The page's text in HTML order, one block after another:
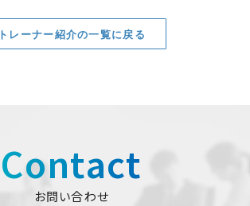
トレーナー紹介の一覧に戻る
Contact
お問い合わせ